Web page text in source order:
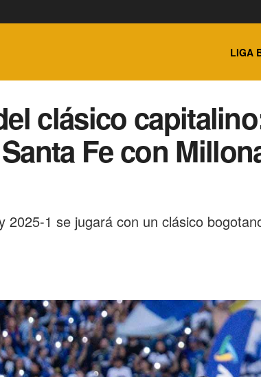
LIGA
clásico
Fe con
2025-1 se jugará con un clásico